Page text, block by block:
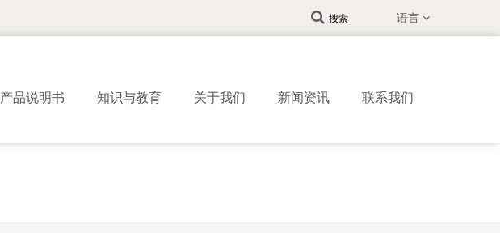
语言
搜索
产品说明书 知识与教育 关于我们 新闻资讯 联系我们